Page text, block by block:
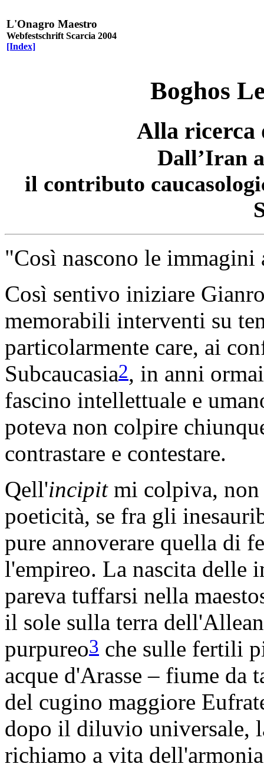
L'Onagro Maestro
Webfestschrift Scarcia 2004
[Index]
Boghos
Alla ricerca
Dall’Iran
il contributo
"Così nascono le immagini
Così sentivo iniziare
memorabili interventi su
particolarmente care, ai
Subcaucasia2, in anni
fascino intellettuale e
poteva non colpire
contrastare e contestare.
Qell'incipitmi colpiva, non
poeticità, se fra gli
pure annoverare quella di
l'empireo. La nascita delle
pareva tuffarsi nella
il sole sulla terra
purpureo3 che sulle fertili
acque d'Arasse – fiume da
del cugino maggiore
dopo il diluvio universale,
richiamo a vita